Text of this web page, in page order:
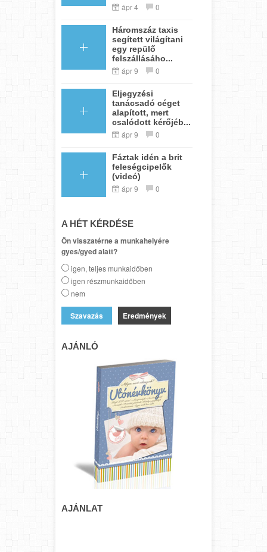
ápr 4 0
Háromszáz taxis
segített világítani
egy repülő
felszállásáho...
ápr 9 0
Eljegyzési
tanácsadó céget
alapított, mert
csalódott kérőjéb...
ápr 9 0
Fáztak idén a brit
feleségcipelők
(videó)
ápr 9 0
A HÉT KÉRDÉSE
Ön visszatérne a munkahelyére
gyes/gyed alatt?
igen, teljes munkaidőben
igen részmunkaidőben
nem
Eredmények
AJÁNLÓ
AJÁNLAT